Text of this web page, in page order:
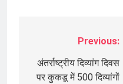
navigation
Previous:
अंतर्राष्ट्रीय दिव्यांग दिवस
पर कुकडू में 500 दिव्यांगों